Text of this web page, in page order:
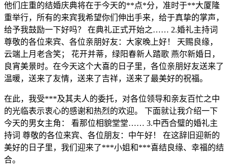
他们庄重的结婚庆典将在于今天的**点*分，准时于**大厦隆
重举行，所有的来宾我希望你们伸出手来，给于真挚的掌声，
给予我鼓励一下好吗？ 在典礼正式开始之…… 2.婚礼主持词
尊敬的各位来宾、各位亲朋好友：大家晚上好！ 天赐良缘，
云端上月老含笑； 花开并蒂，绿阳春新人踏歌 燕尔新婚日，
良宵美景时。在今天这个大喜的日子里，各位亲朋好友送来了
温暖，送来了友情，送来了吉祥，送来了最美好的祝福。
在此，我受***及其夫人的委托，对各位领导和亲友百忙之中
的光临表示衷心的感谢和热烈的欢迎。 下面就让我介绍一下
今天的男女主角： 看那位相貌堂堂…… 3.中西合璧的婚礼主
持词 尊敬的各位来宾、各位朋友：中午好！ 在这辞旧迎新的
美好的日子里，我们迎来了***小姐和***喜结良缘、幸福的结
合。